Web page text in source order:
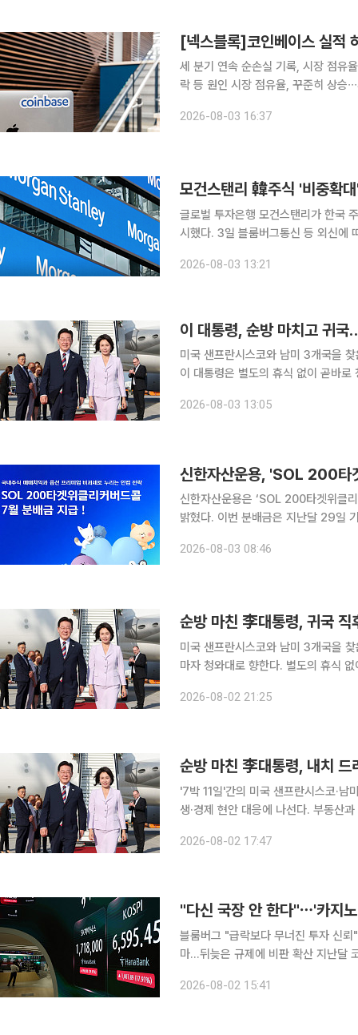
[넥스블록]코인베이스 실적
세 분기 연속 순손실 기록, 시장 점유
락 등 원인 시장 점유율, 꾸준히 상승
증가했다며 낙관적인 태도다. 투자업
2026-08-03 16:37
모건스탠리 韓주식 '비중
글로벌 투자은행 모건스탠리가 한국
시했다. 3일 블룸버그통신 등 외신에 따르면 모건스탠리는 보고서를 통해 한국 주식 투자의견을 기
해소 이후 코스피가 자사 목표치인
2026-08-03 13:21
이 대통령, 순방 마치고 귀국
미국 샌프란시스코와 남미 3개국을
이 대통령은 별도의 휴식 없이 곧바
대 여민관에서 부동산·주식시장 점검
2026-08-03 13:05
신한자산운용, 'SOL 200타
신한자산운용은 ‘SOL 200타겟위클
밝혔다. 이번 분배금은 지난달 29일 기
익을 바탕으로 월분배를 추구하는
2026-08-03 08:46
순방 마친 李대통령, 귀국
미국 샌프란시스코와 남미 3개국을
마자 청와대로 향한다. 별도의 휴식
청와대 수석대변인은 2일(현지시간)
2026-08-02 21:25
순방 마친 李대통령, 내치
'7박 11일'간의 미국 샌프란시스코·
생·경제 현안 대응에 나선다. 부동산
체와 핵심광물·에너지 공급망 협력 확
2026-08-02 17:47
"다신 국장 안 한다"⋯'카지
블룸버그 "급락보다 무너진 투자 신
마…뒤늦은 규제에 비판 확산 지난달
졌기 때문이다. 블룸버그통신은 2일
2026-08-02 15:41